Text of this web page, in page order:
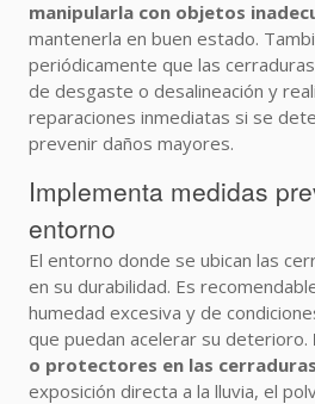
manipularla con objetos
mantenerla en buen estado.
periódicamente que las
de desgaste o desalineación y
reparaciones inmediatas si se
prevenir daños mayores.
Implementa medidas
entorno
El entorno donde se ubican las
en su durabilidad. Es
humedad excesiva y de
que puedan acelerar su deterioro.
o protectores en las cerraduras
exposición directa a la lluvia, el